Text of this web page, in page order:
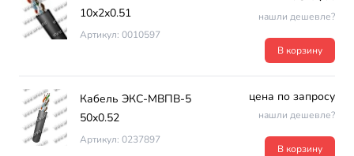
10х2х0.51
Артикул: 0010597
нашли дешевле?
В корзину
Кабель ЭКС-МВПВ-5
50х0.52
Артикул: 0237897
цена по запросу
нашли дешевле?
В корзину